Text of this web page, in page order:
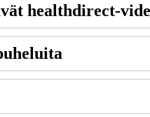
vät healthdirect-